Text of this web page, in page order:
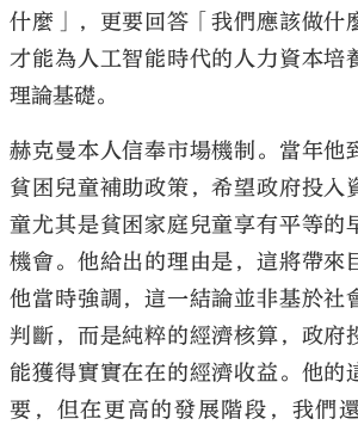
什麼」，更要回答「我們應該做什
才能為人工智能時代的人力資本培
理論基礎。
赫克曼本人信奉市場機制。當年他
貧困兒童補助政策，希望政府投入
童尤其是貧困家庭兒童享有平等的
機會。他給出的理由是，這將帶來
他當時強調，這一結論並非基於社
判斷，而是純粹的經濟核算，政府
能獲得實實在在的經濟收益。他的
要，但在更高的發展階段，我們